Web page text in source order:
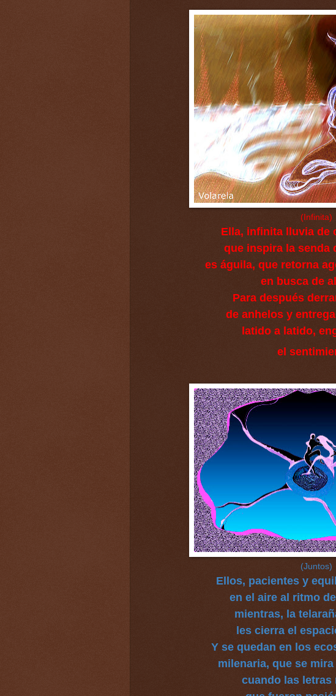
(Infinita)
Ella, infinita lluvia de
que inspira la senda
es águila, que retorna
en busca de
Para después
de anhelos y
latido a latido,
el
(Juntos)
Ellos, pacientes y
en el aire al ritmo
mientras, la
les cierra el
Y se quedan en los
milenaria, que se
cuando las letras